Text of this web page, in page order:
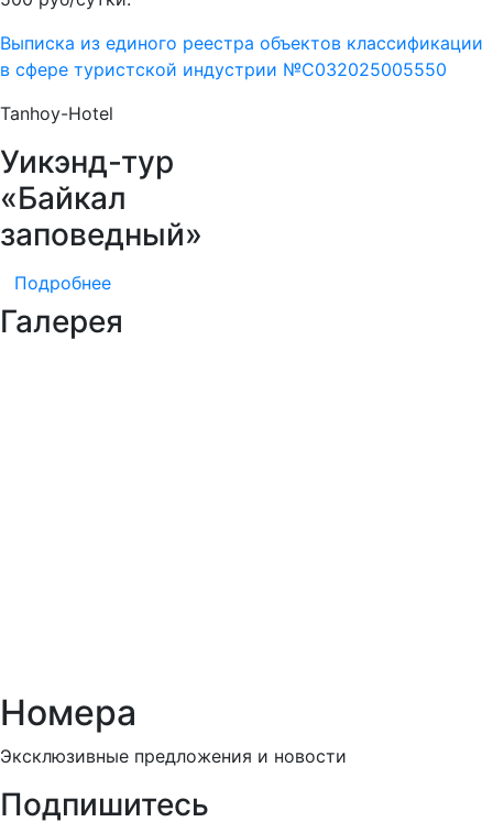
Выписка из единого реестра объектов классификации
в сфере туристской индустрии №С032025005550
Tanhoy-Hotel
Уикэнд-тур
«Байкал
заповедный»
Подробнее
Галерея
Номера
Эксклюзивные предложения и новости
Подпишитесь